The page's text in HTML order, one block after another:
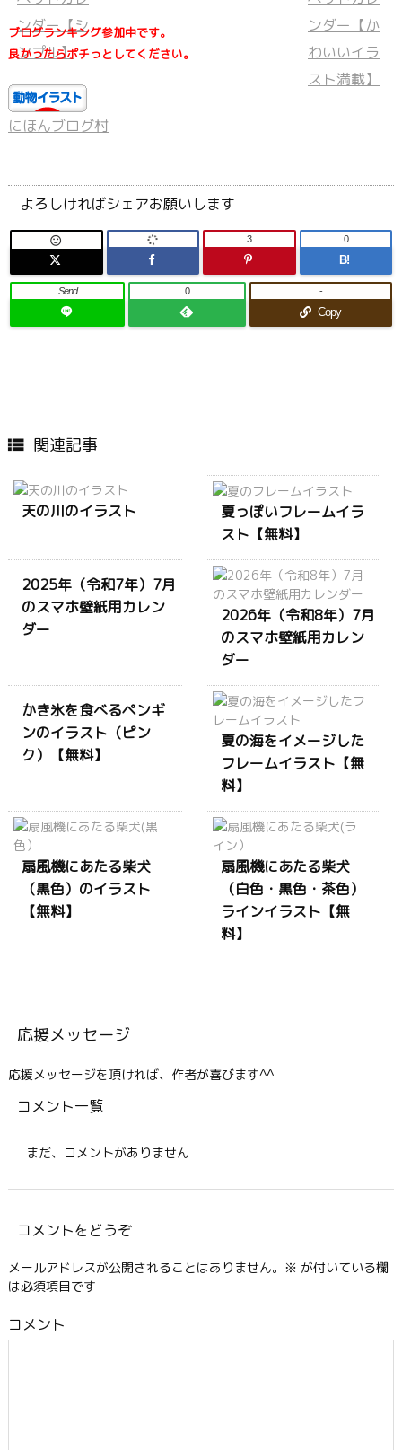
ブログランキング参加中です。
良かったらポチっとしてください。
にほんブログ村
よろしければシェアお願いします
 3
B!
0
Send 0
Copy
-
 関連記事
天の川のイラスト
夏っぽいフレームイラ
スト【無料】
2025年（令和7年）7月
のスマホ壁紙用カレン
ダー
2026年（令和8年）7月
のスマホ壁紙用カレン
ダー
かき氷を食べるペンギ
ンのイラスト（ピン
ク）【無料】
夏の海をイメージした
フレームイラスト【無
料】
扇風機にあたる柴犬
（黒色）のイラスト
【無料】
扇風機にあたる柴犬
（白色・黒色・茶色）
ラインイラスト【無
料】
応援メッセージ
応援メッセージを頂ければ、作者が喜びます^^
コメント一覧
まだ、コメントがありません
コメントをどうぞ
メールアドレスが公開されることはありません。 ※ が付いている欄
は必須項目です
コメント